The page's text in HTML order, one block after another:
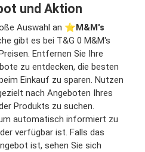
und Aktion
Auswahl an ⭐️M&M's
gibt es bei T&G 0 M&M's
Entfernen Sie Ihre
zu entdecken, die besten
Einkauf zu sparen. Nutzen
nach Angeboten Ihres
Produkts zu suchen.
automatisch informiert zu
verfügbar ist. Falls das
ist, sehen Sie sich